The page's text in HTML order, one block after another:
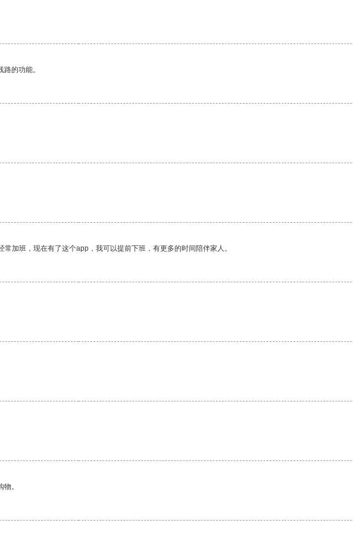
的功能。
加班，现在有了这个app，我可以提前下班，有更多的时间陪伴家人。
。